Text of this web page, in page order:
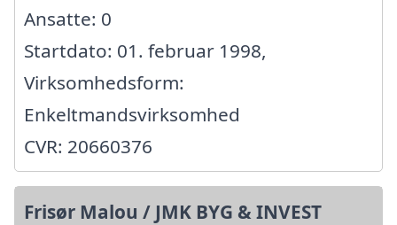
Ansatte: 0
Startdato: 01. februar 1998,
Virksomhedsform:
Enkeltmandsvirksomhed
CVR: 20660376
Frisør Malou / JMK BYG & INVEST